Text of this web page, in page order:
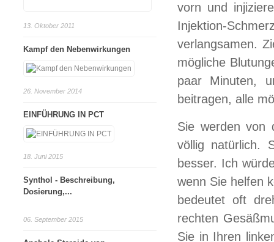
vorn und
Injektion-
verlangsamen.
mögliche
paar Minuten,
beitragen, alle
Sie werden von
völlig natürlich.
besser. Ich
wenn Sie helfen
bedeutet oft
rechten
Sie in Ihren
13. Oktober 2011
Kampf den Nebenwirkungen
26. November 2014
EINFÜHRUNG IN PCT
18. Juni 2015
Synthol - Beschreibung,
Dosierung,...
06. September 2015